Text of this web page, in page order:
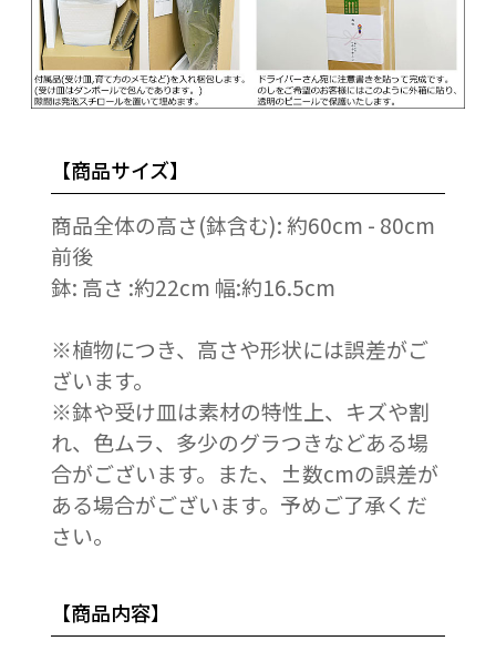
【商品サイズ】
商品全体の高さ(鉢含む): 約60cm - 80cm
前後
鉢: 高さ :約22cm 幅:約16.5cm
※植物につき、高さや形状には誤差がご
ざいます。
※鉢や受け皿は素材の特性上、キズや割
れ、色ムラ、多少のグラつきなどある場
合がございます。また、±数cmの誤差が
ある場合がございます。予めご了承くだ
さい。
【商品内容】